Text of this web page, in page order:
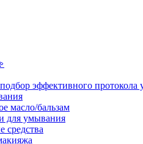
эффективного протокола
масло/бальзам
для умывания
средства